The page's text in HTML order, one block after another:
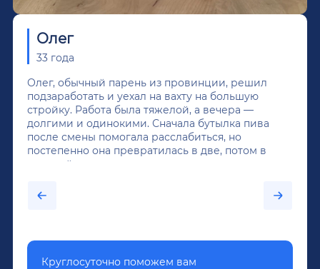
Олег
33 года
Олег, обычный парень из провинции, решил
подзаработать и уехал на вахту на большую
стройку. Работа была тяжелой, а вечера —
долгими и одинокими. Сначала бутылка пива
после смены помогала расслабиться, но
постепенно она превратилась в две, потом в
крепкий алкоголь, и вот он уже пил почти
было назначено кодирование по методу
Довженко.
Круглосуточно поможем вам